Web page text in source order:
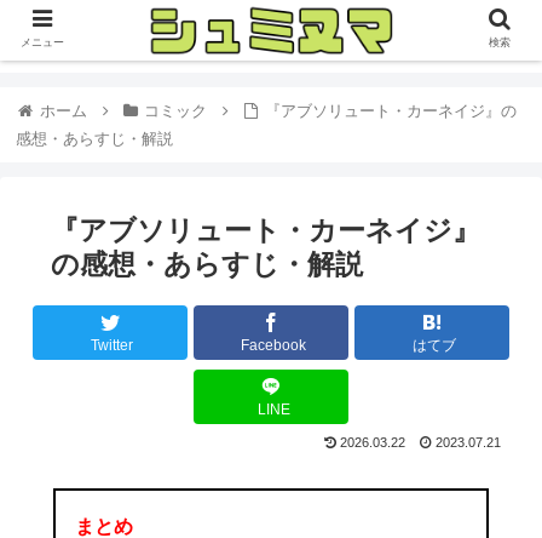
ホーム コミック
『アブソリュート・カーネイジ』の
感想・あらすじ・解説
『アブソリュート・カーネイジ』
の感想・あらすじ・解説
Twitter Facebook はてブ
LINE
2026.03.22 2023.07.21
まとめ
メニュー 検索